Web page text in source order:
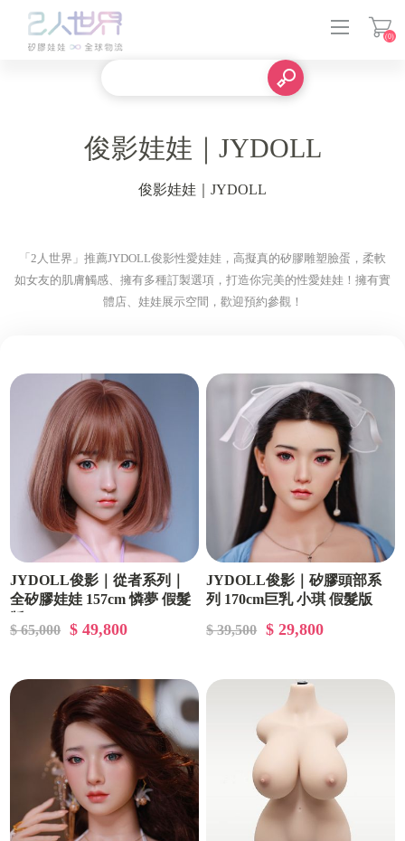
(0)
俊影娃娃｜JYDOLL
俊影娃娃｜JYDOLL
「2人世界」推薦JYDOLL俊影性愛娃娃，高擬真的矽膠雕塑臉蛋，柔軟
如女友的肌膚觸感、擁有多種訂製選項，打造你完美的性愛娃娃！擁有實
體店、娃娃展示空間，歡迎預約參觀！
JYDOLL俊影｜從者系列｜
全矽膠娃娃 157cm 憐夢 假髮
$ 65,000 $ 49,800
JYDOLL俊影｜矽膠頭部系
列 170cm巨乳 小琪 假髮版
$ 39,500
$ 29,800